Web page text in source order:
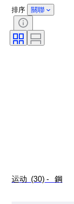
標題
顏色
自鳴鐘
錶殼直徑
排序 關聯
运动  (30) -   鋼